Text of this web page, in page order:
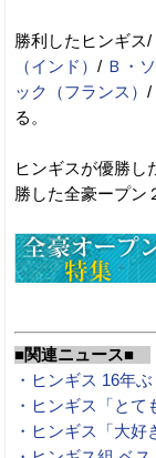
勝利したヒンギス
（インド） / Ｂ・
ック（フランス） /
る。
ヒンギスが優勝し
勝した全豪ープン
■関連ニュース■
・ヒンギス 16年
・ヒンギス「とて
・ヒンギス「大